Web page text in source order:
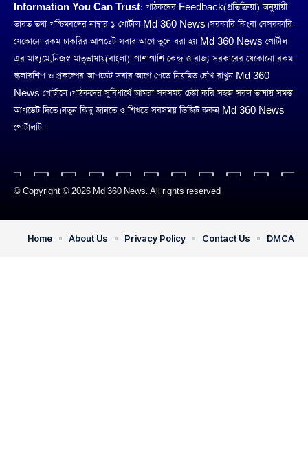
Information You Can Trust: পাঠকদের Feedback(প্রতিক্রিয়া) অনুয়ায়ী
ভারত তথা পশ্চিমবঙ্গের নাম্বার ১ পোর্টাল Md 360 News। সরকারি কিংবা বেসরকারি
যেকোনো রকম চাকরির আপডেট সবার আগে তুলে ধরা হয় Md 360 News পোর্টাল
এর মাধ্যমে,নিজস্ব মাতৃভাষায়(বাংলা)। পাশাপাশি কেন্দ্র ও রাজ্য সরকারের যেকোনো রকম
স্কলারশিপ ও প্রকল্পের আপডেট সবার আগে পেতে নিয়মিত চোঁখ রাখুন Md 360
News পোর্টালে। পাঠকদের সুবিধার্থে আমরা সবসময় চেষ্টা করি সহজ সরল ভাষায় সমস্ত
আপডেট দিতে। নতুন কিছু জানতে ও শিখতে সবসময় ভিজিট করুন Md 360 News
পোর্টালটি।
© Copyright © 2026 Md 360 News. All rights reserved
Home About Us Privacy Policy Contact Us DMCA